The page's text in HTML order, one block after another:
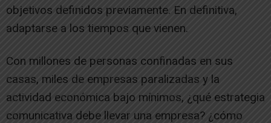
objetivos definidos previamente. En definitiva,
adaptarse a los tiempos que vienen.
Con millones de personas confinadas en sus
casas, miles de empresas paralizadas y la
actividad económica bajo mínimos, ¿qué estrategia
comunicativa debe llevar una empresa? ¿cómo